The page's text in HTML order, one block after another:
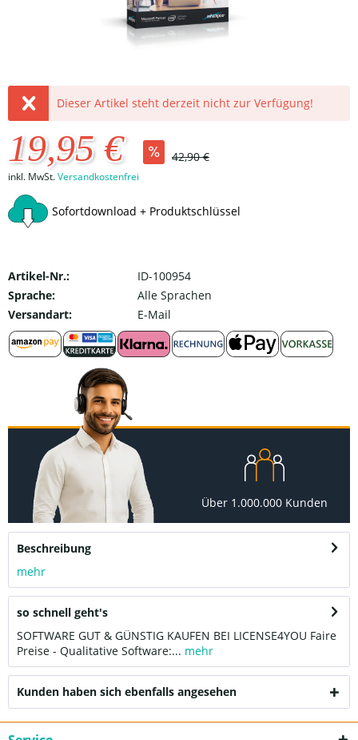
Dieser Artikel steht derzeit nicht zur Verfügung!
19,95 € 42,90 €
inkl. MwSt.Versandkostenfrei
Sofortdownload + Produktschlüssel
Artikel-Nr.:
ID-100954
Sprache:
Alle Sprachen
Versandart:
E-Mail
Über 1.000.000 Kunden
Beschreibung
mehr
so schnell geht's
SOFTWARE GUT & GÜNSTIG KAUFEN BEI LICENSE4YOU Faire
Preise - Qualitative Software:... mehr
Kunden haben sich ebenfalls angesehen